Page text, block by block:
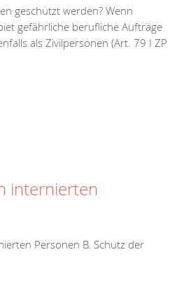
geschützt werden? Wenn
gefährliche berufliche Aufträge
als Zivilpersonen (Art. 79 I ZP
internierten
Personen B. Schutz der